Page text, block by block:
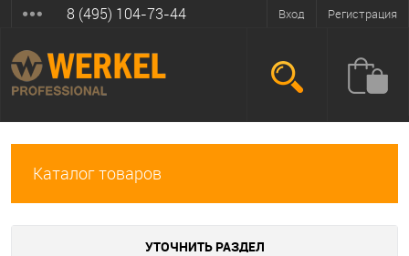
Вход Регистрация
8 (495) 104-73-44
Каталог товаров
УТОЧНИТЬ РАЗДЕЛ